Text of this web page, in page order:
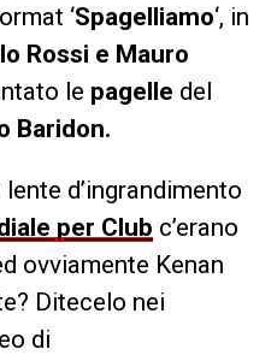
‘Spagelliamo‘, in
Rossi e Mauro
le pagelle del
Baridon.
d’ingrandimento
per Club c’erano
ovviamente Kenan
Ditecelo nei
di